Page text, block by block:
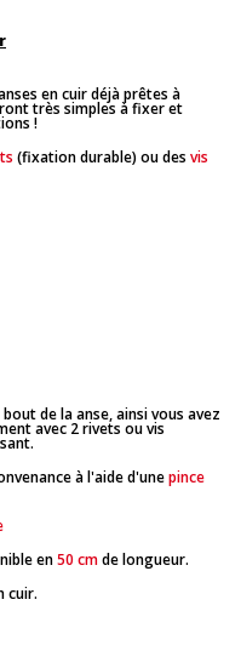
en cuir déjà prêtes à
très simples à fixer et
!
(fixation durable) ou des vis
de la anse, ainsi vous avez
avec 2 rivets ou vis
à l'aide d'unepince
en50 cmde longueur.
cuir.